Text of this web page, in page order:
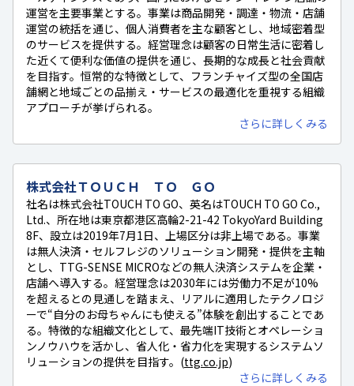
運営を主要事業とする。事業は商品開発・調達・物流・店舗
運営の統括を通じ、個人消費者を主な顧客とし、地域密着型
のサービスを提供する。経営理念は顧客の日常生活に密着し
た近くて便利な価値の提供を通じ、長期的な成長と社会貢献
を目指す。恒常的な特徴として、フランチャイズ型の全国店
舗網と地域ごとの品揃え・サービスの最適化を重視する組織
アプローチが挙げられる。
さらに詳しくみる
株式会社ＴＯＵＣＨ ＴＯ ＧＯ
社名は株式会社TOUCH TO GO、英名はTOUCH TO GO Co.,
Ltd.、所在地は東京都港区高輪2-21-42 TokyoYard Building
8F、設立は2019年7月1日、上場区分は非上場である。事業
は無人決済・セルフレジのソリューション開発・提供を主軸
とし、TTG-SENSE MICROなどの無人決済システムを企業・
店舗へ導入する。経営理念は2030年には労働力不足が10%
を超えるとの見通しを踏まえ、リアルに適用したテクノロジ
ーで“自分のお母ちゃんにも使える”体験を創出することであ
る。特徴的な組織文化として、最先端IT技術とオペレーショ
ンノウハウを活かし、省人化・省力化を実現するシステムソ
リューションの提供を目指す。(ttg.co.jp)
さらに詳しくみる